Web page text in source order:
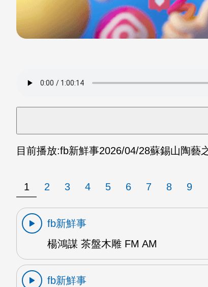
目前播放:fb新鮮事2026/04/28蘇錫山陶藝
1 2 3 4 5 6 7 8 9
fb新鮮事
楊鴻謀 茶盤木雕 FM AM
fb新鮮事